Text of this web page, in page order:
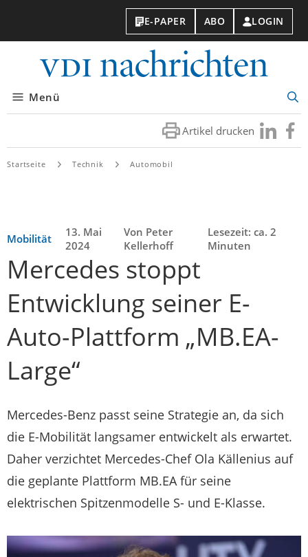
E-PAPER ABO LOGIN
Menü
Artikel drucken Besuchen
Sie
Sie
Startseite Technik Automobil
Mobilität
13. Mai
2024
Von Peter
Kellerhoff
Lesezeit: ca. 2
Minuten
Mercedes stoppt
Entwicklung seiner E-
Auto-Plattform „MB.EA-
Large“
Mercedes-Benz passt seine Strategie an, da sich
die E-Mobilität langsamer entwickelt als erwartet.
Daher verzichtet Mercedes-Chef Ola Källenius auf
die geplante Plattform MB.EA für seine
elektrischen Spitzenmodelle S- und E-Klasse.